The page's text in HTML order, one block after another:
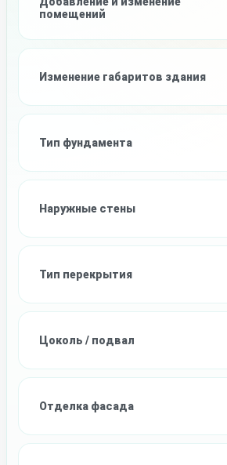
помещений
Изменение габаритов здания
Тип фундамента
Наружные стены
Тип перекрытия
Цоколь / подвал
Отделка фасада